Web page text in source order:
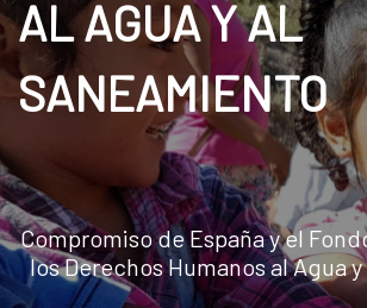
AL AGUA Y AL
SANEAMIENTO
Compromiso de España y el
los Derechos Humanos al Agua